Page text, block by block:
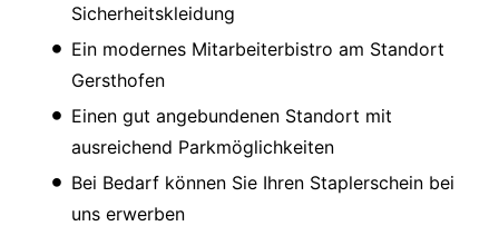
Sicherheitskleidung
Ein modernes Mitarbeiterbistro am Standort
Gersthofen
Einen gut angebundenen Standort mit
ausreichend Parkmöglichkeiten
Bei Bedarf können Sie Ihren Staplerschein bei
uns erwerben